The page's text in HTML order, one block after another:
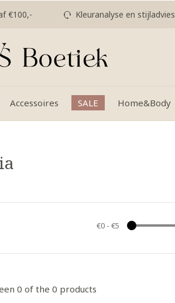
Accessoires SALE Home&Body
€100,- Kleuranalyse en stijladvies
€0- €5
0 of the 0 products